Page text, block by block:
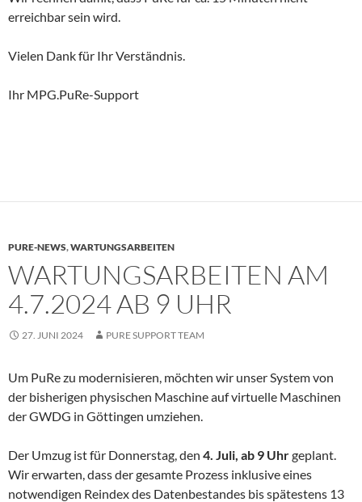
erreichbar sein wird.
Vielen Dank für Ihr Verständnis.
Ihr MPG.PuRe-Support
PURE-NEWS,WARTUNGSARBEITEN
WARTUNGSARBEITEN AM
4.7.2024 AB 9 UHR
27. JUNI 2024 PURE SUPPORT TEAM
Um PuRe zu modernisieren, möchten wir unser System von
der bisherigen physischen Maschine auf virtuelle Maschinen
der GWDG in Göttingen umziehen.
Der Umzug ist für Donnerstag, den 4. Juli, ab 9 Uhrgeplant.
Wir erwarten, dass der gesamte Prozess inklusive eines
notwendigen Reindex des Datenbestandes bis spätestens 13